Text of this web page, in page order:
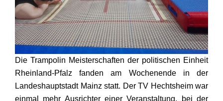
Die Trampolin Meisterschaften der politischen Einheit
Rheinland-Pfalz fanden am Wochenende in der
Landeshauptstadt Mainz statt. Der TV Hechtsheim war
einmal mehr Ausrichter einer Veranstaltung, bei der